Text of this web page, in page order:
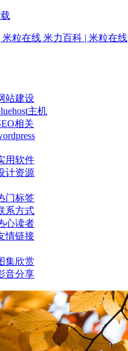
米力百科 | 米粒在线
站建设
主机
相关
用软件
计资源
门标签
系方式
心读者
情链接
集欣赏
音分享